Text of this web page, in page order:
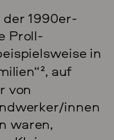
1990er-
Proll-
in
2, auf
von
innen
waren,